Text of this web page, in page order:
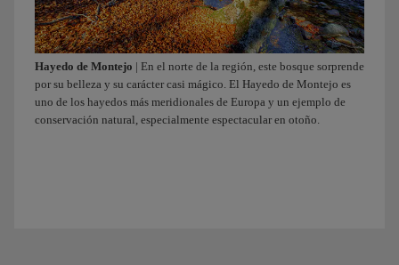
Hayedo de Montejo | En el norte de la región, este bosque sorprende
por su belleza y su carácter casi mágico. El Hayedo de Montejo es
uno de los hayedos más meridionales de Europa y un ejemplo de
conservación natural, especialmente espectacular en otoño.